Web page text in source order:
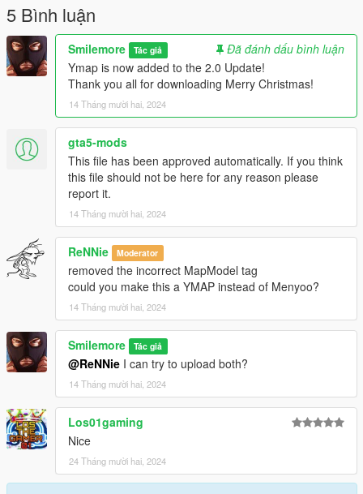
5 Bình luận
Smilemore Tác giả
Đã đánh dấu bình luận
Ymap is now added to the 2.0 Update!
Thank you all for downloading Merry Christmas!
14 Tháng mười hai, 2024
gta5-mods
This file has been approved automatically. If you think
this file should not be here for any reason please
report it.
14 Tháng mười hai, 2024
ReNNie Moderator
removed the incorrect MapModel tag
could you make this a YMAP instead of Menyoo?
14 Tháng mười hai, 2024
Smilemore Tác giả
@ReNNie I can try to upload both?
14 Tháng mười hai, 2024
Los01gaming
Nice
24 Tháng mười hai, 2024